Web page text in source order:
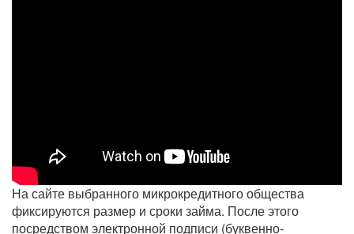
На сайте выбранного микрокредитного общества
фиксируются размер и сроки займа. После этого
посредством электронной подписи (буквенно-